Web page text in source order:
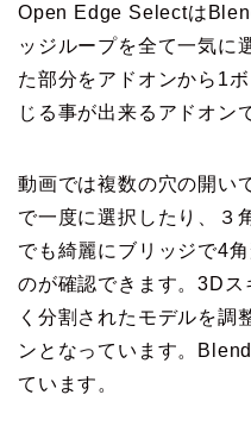
Open Edge Selectは
ッジループを全て一気に
た部分をアドオンから1
じる事が出来るアドオン
動画では複数の穴の開い
で一度に選択したり、３
でも綺麗にブリッジで4
のが確認できます。3D
く分割されたモデルを調
ンとなっています。
ています。